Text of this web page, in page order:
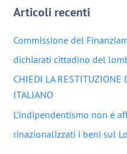
Articoli recenti
Commissione del
dichiarati cittadino del
CHIEDI LA RESTITUZIONE
ITALIANO
L’indipendentismo non è
rinazionalizzati i beni sul